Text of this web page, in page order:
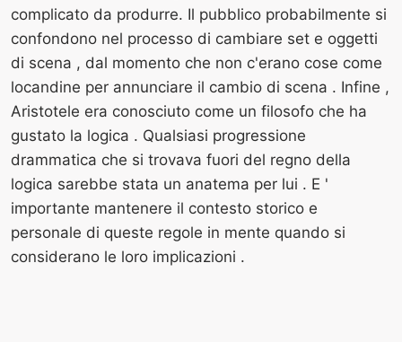
complicato da produrre. Il pubblico probabilmente si
confondono nel processo di cambiare set e oggetti
di scena , dal momento che non c'erano cose come
locandine per annunciare il cambio di scena . Infine ,
Aristotele era conosciuto come un filosofo che ha
gustato la logica . Qualsiasi progressione
drammatica che si trovava fuori del regno della
logica sarebbe stata un anatema per lui . E '
importante mantenere il contesto storico e
personale di queste regole in mente quando si
considerano le loro implicazioni .